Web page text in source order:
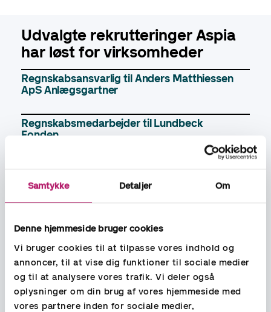
Samtykke Detaljer Om
Denne hjemmeside bruger cookies
Vi bruger cookies til at tilpasse vores indhold og
annoncer, til at vise dig funktioner til sociale medier
og til at analysere vores trafik. Vi deler også
oplysninger om din brug af vores hjemmeside med
vores partnere inden for sociale medier,
Udvalgte rekrutteringer Aspia
har løst for virksomheder
Regnskabsansvarlig til Anders Matthiessen
ApS Anlægsgartner
Regnskabsmedarbejder til Lundbeck
Fonden
Controller til Selected Group A/S
HR Business Partner til Selected Group A/S
Financial Controller til VisitDenmark
Junior Controller til Søderberg & Partners
Finance Business Partner til Compass Group